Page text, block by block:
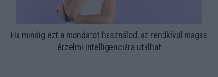
Ha mindig ezt a mondatot használod, az rendkívül magas
érzelmi intelligenciára utalhat